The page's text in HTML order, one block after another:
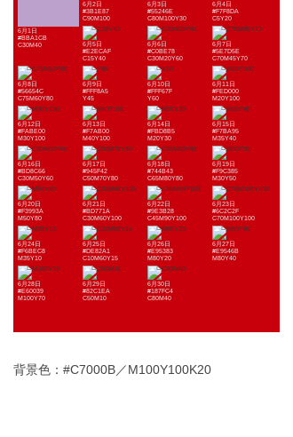
6月1日
#BBA1CB
C30M40
6月2日
#3B1E87
C90M100
6月3日
#55246E
C80M100Y30
6月4日
#F7F8DA
C5Y20
6月5日
#E2ECAF
C15Y40
6月6日
#C0BE78
C30M20Y60
6月7日
#5E7D5E
C70M45Y70
6月8日
#56654C
C75M60Y80
6月9日
#FFF8A5
Y45
6月10日
#FFF67F
Y60
6月11日
#FED000
M20Y100
6月12日
#FABE00
M30Y100
6月13日
#F7AB00
M40Y100
6月14日
#FBD8B5
M20Y30
6月15日
#F7BA95
M35Y40
6月16日
#BD8C66
C30M50Y60
6月17日
#945F42
C50M70Y80
6月18日
#744B43
C65M80Y80
6月19日
#F9C385
M30Y50
6月20日
#F3993A
M50Y80
6月21日
#BD771A
C30M60Y100
6月22日
#9E3B28
C45M90Y100
6月23日
#6C2C2F
C70M100Y100
6月24日
#F6BEC8
M35Y10
6月25日
#DE82A1
C10M60Y15
6月26日
#E95383
M80Y20
6月27日
#E9546B
M80Y40
6月28日
#E60039
M100Y70
6月29日
#82C1EA
C50M10
6月30日
#187FC4
C80M40
背景色：#C7000B／M100Y100K20